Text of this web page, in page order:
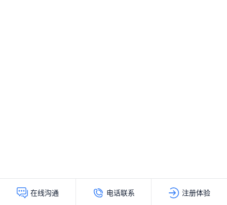
在线沟通 电话联系 注册体验